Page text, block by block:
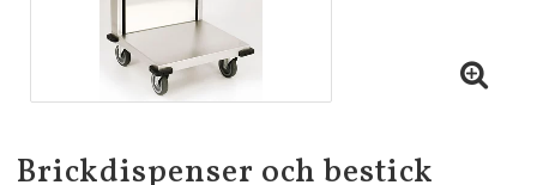
Brickdispenser och bestick